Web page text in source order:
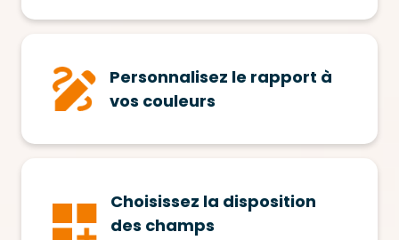
Personnalisez le rapport à
vos couleurs
Choisissez la disposition
des champs